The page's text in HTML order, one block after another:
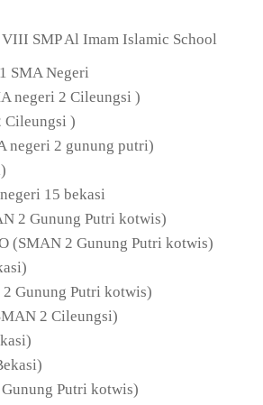
SMP Al Imam Islamic School
SMA Negeri
negeri 2 Cileungsi )
Cileungsi )
negeri 2 gunung putri)
15 bekasi
2 Gunung Putri kotwis)
(SMAN 2 Gunung Putri kotwis)
Gunung Putri kotwis)
2 Cileungsi)
Putri kotwis)